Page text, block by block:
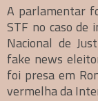
A parlamentar
STF no caso de
Nacional de
fake news
foi presa em
vermelha da